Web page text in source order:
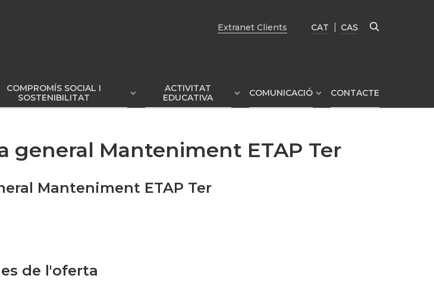
Extranet Clients CAT CAS
Mostrar
COMPROMÍS SOCIAL I
SOSTENIBILITAT
Mostrar
ACTIVITAT
EDUCATIVA
Mostrar
COMUNICACIÓ
Mostrar
CONTACTE
general Manteniment ETAP Ter
Manteniment ETAP Ter
de l'oferta